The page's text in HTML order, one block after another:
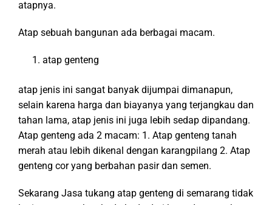
atapnya.
Atap sebuah bangunan ada berbagai macam.
atap genteng
atap jenis ini sangat banyak dijumpai dimanapun,
selain karena harga dan biayanya yang terjangkau dan
tahan lama, atap jenis ini juga lebih sedap dipandang.
Atap genteng ada 2 macam: 1. Atap genteng tanah
merah atau lebih dikenal dengan karangpilang 2. Atap
genteng cor yang berbahan pasir dan semen.
Sekarang Jasa tukang atap genteng di semarang tidak